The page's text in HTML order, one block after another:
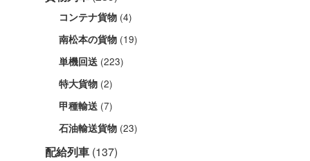
コンテナ貨物 (4)
南松本の貨物 (19)
単機回送 (223)
特大貨物 (2)
甲種輸送 (7)
石油輸送貨物 (23)
配給列車 (137)